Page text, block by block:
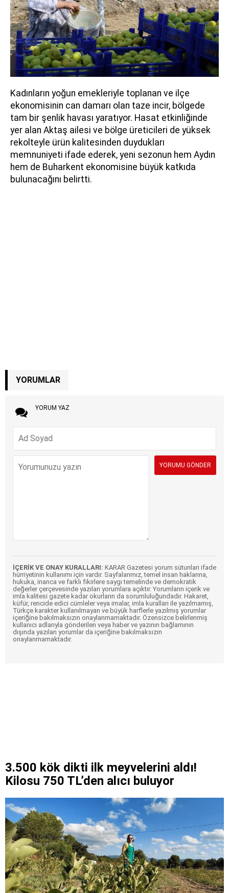
Kadınların yoğun emekleriyle toplanan ve ilçe
ekonomisinin can damarı olan taze incir, bölgede
tam bir şenlik havası yaratıyor. Hasat etkinliğinde
yer alan Aktaş ailesi ve bölge üreticileri de yüksek
rekolteyle ürün kalitesinden duydukları
memnuniyeti ifade ederek, yeni sezonun hem Aydın
hem de Buharkent ekonomisine büyük katkıda
bulunacağını belirtti.
YORUMLAR
YORUM YAZ
İÇERİK VE ONAY KURALLARI: KARAR Gazetesi yorum sütunları ifade
hürriyetinin kullanımı için vardır. Sayfalarımız, temel insan haklarına,
hukuka, inanca ve farklı fikirlere saygı temelinde ve demokratik
değerler çerçevesinde yazılan yorumlara açıktır. Yorumların içerik ve
imla kalitesi gazete kadar okurların da sorumluluğundadır. Hakaret,
küfür, rencide edici cümleler veya imalar, imla kuralları ile yazılmamış,
Türkçe karakter kullanılmayan ve büyük harflerle yazılmış yorumlar
içeriğine bakılmaksızın onaylanmamaktadır. Özensizce belirlenmiş
kullanıcı adlarıyla gönderilen veya haber ve yazının bağlamının
dışında yazılan yorumlar da içeriğine bakılmaksızın
onaylanmamaktadır.
3.500 kök dikti ilk meyvelerini aldı!
Kilosu 750 TL’den alıcı buluyor